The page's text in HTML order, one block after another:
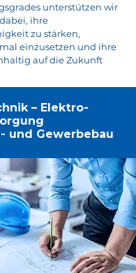
unterstützen wir
ihre
zu stärken,
einzusetzen und ihre
auf die Zukunft
– Elektro-
und Gewerbebau